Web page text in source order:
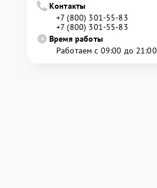
Контакты
+7 (800) 301-55-83
+7 (800) 301-55-83
Время работы
Работаем с 09:00 до 21:00